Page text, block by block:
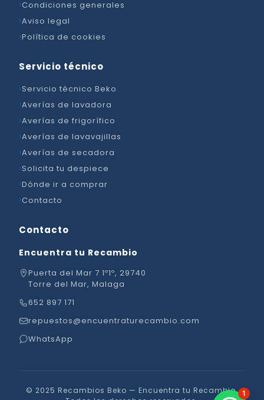
Condiciones generales
Aviso legal
Política de cookies
Servicio técnico
Servicio técnico Beko
Averías de lavadora
Averías de frigorífico
Averías de lavavajillas
Averías de secadora
Solicita tu despiece
Dónde ir a comprar
Contacto
Contacto
Encuentra tu Recambio
Puerta del Mar 7 1º1º, 29740
Torre del Mar, Malaga
652 897 171
repuestos@encuentraturecambio.com
WhatsApp
© 2025 Recambios Beko — Encuentra tu Recambio. 1